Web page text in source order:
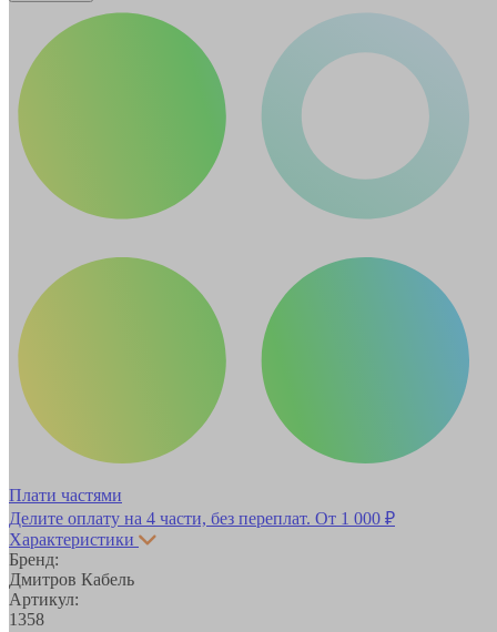
Плати частями
Делите оплату на 4 части, без переплат. От 1 000 ₽
Характеристики
Бренд:
Дмитров Кабель
Артикул:
1358